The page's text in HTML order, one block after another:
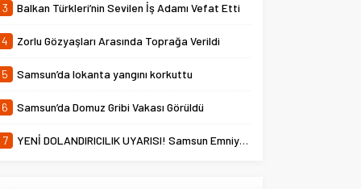
3 Balkan Türkleri’nin Sevilen İş Adamı Vefat Etti
4 Zorlu Gözyaşları Arasında Toprağa Verildi
5 Samsun’da lokanta yangını korkuttu
6 Samsun’da Domuz Gribi Vakası Görüldü
7 YENİ DOLANDIRICILIK UYARISI! Samsun Emniyet Müdürlüğü Uyardı